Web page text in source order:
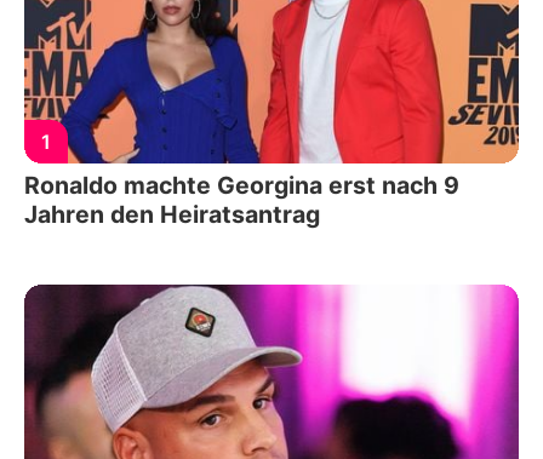
1
Ronaldo machte Georgina erst nach 9
Jahren den Heiratsantrag